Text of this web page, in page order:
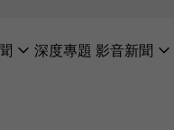
深度專題 影音新聞